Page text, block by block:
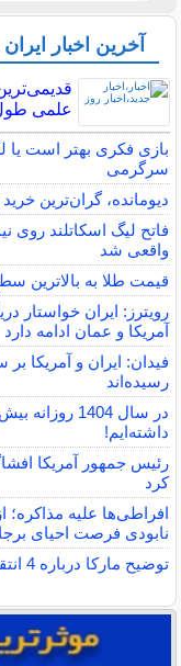
آخرین اخبار
علمی
بازی فکری بهتر است یا
سرگرمی
دیومانده، گران‌ترین خرید
فاتح لیگ اسکاتلند روی
واقعی شد
قیمت طلا به بالاترین سطح خود در ۷
رویترز: ایران خواستار
آمریکا و عمان ادامه دارد
فیدان: ایران و آمریکا
رسیده‌اند
داشته‌ایم!
رئیس جمهور آمریکا
کرد
افراطی‌ها علیه مذاکره؛
نابودی فرصت احیای
توضیح مارکا درباره 4 انتقال بزرگ لالیگا